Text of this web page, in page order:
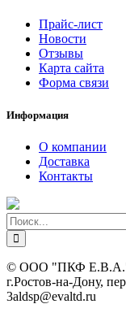
Прайс-лист
Новости
Отзывы
Карта сайта
Форма связи
Информация
О компании
Доставка
Контакты
© ООО "ПКФ
г.Ростов-на-Дону,
3аldsp@evaltd.ru